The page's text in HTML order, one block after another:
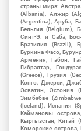
страны мира:
(Albania), Алжир
(Argentina), Аруба,
Бельгия (Belgium),
Синт-Э. и Саба,
Бразилия (Brazil),
Буркина Фасо,
Армения, Габон,
Гибралтар,
(Greece), Грузия
Конго, Джерси,
Эсватин, Эстония
Зимбабве
(Iceland), Испания
Каймановы
Кыргызстан, Китай
Коморские острова,